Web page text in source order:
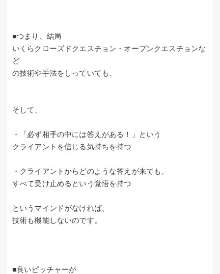
■つまり、結局
いくらクローズドクエスチョン・オープンクエスチョンな
ど
の技術や手法をしっていても、
そして、
・「必ず相手の中には答えがある！」という
クライアントを信じる気持ちを持つ
・クライアントからどのような答えが来ても、
すべて受け止めるという覚悟を持つ
というマインドがなければ、
技術も機能しないのです。
■良いピッチャーが